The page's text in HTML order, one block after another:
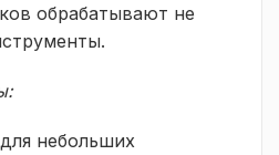
обрабатывают не
небольших